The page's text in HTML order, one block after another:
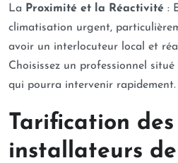
La Proximité et la Réactivité :
climatisation urgent,
avoir un interlocuteur local et
Choisissez un professionnel
qui pourra intervenir rapidement.
Tarification des
installateurs